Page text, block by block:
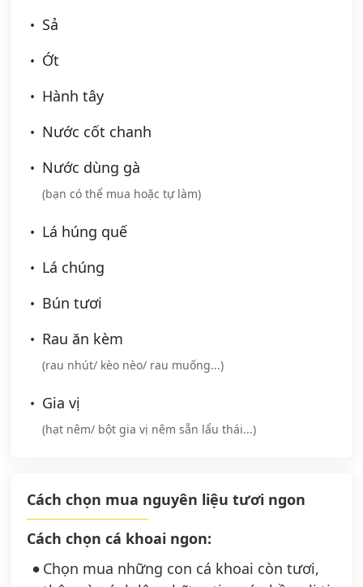
Sả
Ớt
Hành tây
Nước cốt chanh
Nước dùng gà
(bạn có thể mua hoặc tự làm)
Lá húng quế
Lá chúng
Bún tươi
Rau ăn kèm
(rau nhút/ kèo nèo/ rau muống...)
Gia vị
(hạt nêm/ bột gia vị nêm sẵn lẩu thái...)
Cách chọn mua nguyên liệu tươi ngon
Cách chọn cá khoai ngon:
Chọn mua những con cá khoai còn tươi,